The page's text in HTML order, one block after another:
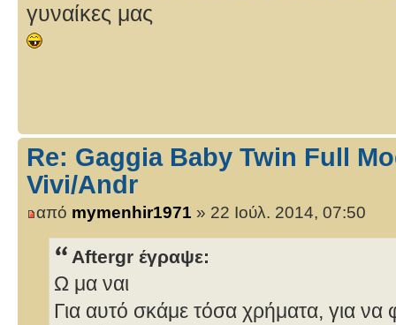
γυναίκες μας
Re: Gaggia Baby Twin Full
Vivi/Andr
από mymenhir1971 » 22 Ιούλ. 2014, 07:50
Aftergr έγραψε:
Ω μα ναι
Για αυτό σκάμε τόσα χρήματα, για να